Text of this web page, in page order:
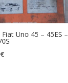
Fiat Uno 45 – 45ES –
€Le